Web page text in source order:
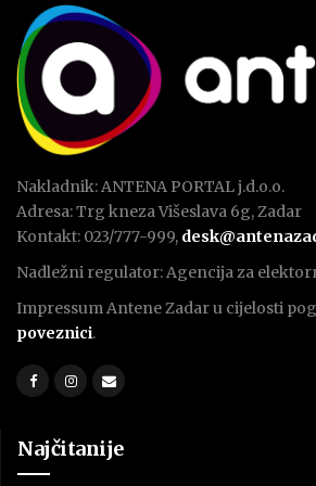
Nakladnik: ANTENA PORTAL j.d.o.o.
Adresa: Trg kneza Višeslava 6g, Zadar
Kontakt: 023/777-999,
Nadležni regulator: Agencija za
Impressum Antene Zadar u cijelosti
poveznici.
Najčitanije